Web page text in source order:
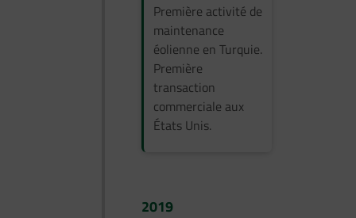
Première activité de
maintenance
éolienne en Turquie.
Première
transaction
commerciale aux
États Unis.
2019